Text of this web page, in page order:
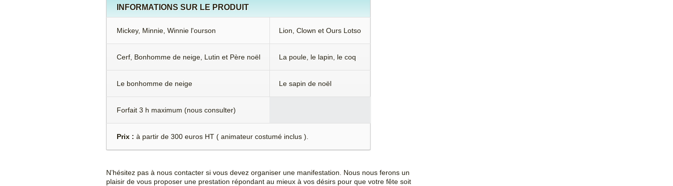
INFORMATIONS SUR LE PRODUIT
Mickey, Minnie, Winnie l'ourson Lion, Clown et Ours Lotso
Cerf, Bonhomme de neige, Lutin et Père noël La poule, le lapin, le coq
Le bonhomme de neige Le sapin de noël
Forfait 3 h maximum (nous consulter)
Prix : à partir de 300 euros HT ( animateur costumé inclus ).
N’hésitez pas à nous contacter si vous devez organiser une manifestation. Nous nous ferons un
plaisir de vous proposer une prestation répondant au mieux à vos désirs pour que votre fête soit